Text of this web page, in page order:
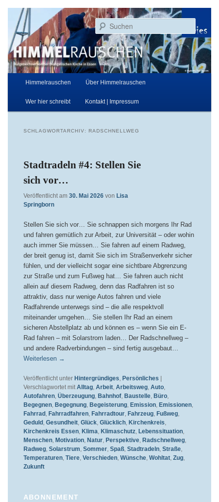
primären
springen
sekundären
springen
Himmelrauschen
Aufgezeichnet von der Evangelischen Kirche in Essen
Hauptmenü
Himmelrauschen Über Himmelrauschen
Wer hier schreibt Kontakt | Impressum
SCHLAGWORTARCHIV: RADSCHNELLWEG
Stadtradeln #4: Stellen Sie
sich vor…
Veröffentlicht am 30. Mai 2026 von Lisa
Springborn
Stellen Sie sich vor… Sie schnappen sich morgens Ihr Rad
und fahren gemütlich zur Arbeit, zur Universität – oder wohin
auch immer Sie müssen… Sie fahren auf einem Radweg,
der breit genug ist, damit Sie sich im Straßenverkehr sicher
fühlen, und der vielleicht sogar eine sichtbare Abgrenzung
zur Straße und zum Fußweg hat… Sie fahren auch nicht
allein auf diesem Radweg, denn das Radfahren ist so
attraktiv, dass nur wenige Autos fahren und viele
Radfahrende unterwegs sind – die alle respektvoll
miteinander umgehen… Sie stellen Ihr Rad an einem
sicheren Abstellplatz ab und können es – wenn Sie ein E-
Rad fahren – mit Solarstrom laden… Der Radschnellweg –
und andere Radverbindungen – sind fertig ausgebaut…
Weiterlesen →
Veröffentlicht unter Hintergründiges Persönliches |
Verschlagwortet mit Alltag, Arbeit, Arbeitsweg, Auto,
Autofahren, Überzeugung, Bahnhof, Baustelle, Büro,
Begegnen, Begegnung, Begeisterung, Emission, Emissionen,
Fahrrad, Fahrradfahren, Fahrradtour, Fahrzeug, Fußweg,
Geduld, Gesundheit, Glück, Glücklich, Kirchenkreis
Kirchenkreis Essen, Klima Klimaschutz, Lebenssituation,
Menschen, Motivation, Natur, Perspektive, Radschnellweg,
Radweg, Solarstrum Sommer, Spaß, Stadtradeln, Straße,
Temperaturen, Tiere, Verschieden, Wünsche, Wohltat, Zug,
Zukunft
ABONNEMENT